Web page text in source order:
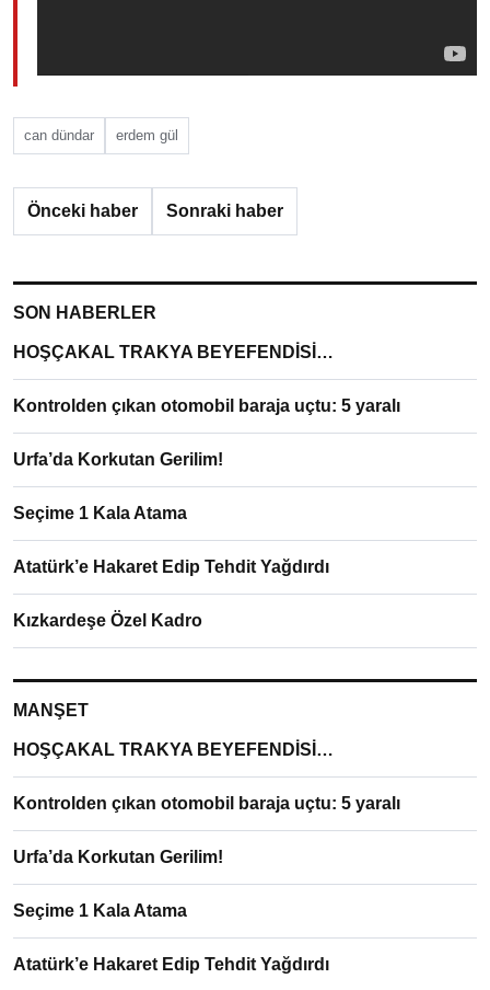
can dündar erdem gül
Önceki haber Sonraki haber
SON HABERLER
HOŞÇAKAL TRAKYA BEYEFENDİSİ…
Kontrolden çıkan otomobil baraja uçtu: 5 yaralı
Urfa’da Korkutan Gerilim!
Seçime 1 Kala Atama
Atatürk’e Hakaret Edip Tehdit Yağdırdı
Kızkardeşe Özel Kadro
MANŞET
HOŞÇAKAL TRAKYA BEYEFENDİSİ…
Kontrolden çıkan otomobil baraja uçtu: 5 yaralı
Urfa’da Korkutan Gerilim!
Seçime 1 Kala Atama
Atatürk’e Hakaret Edip Tehdit Yağdırdı